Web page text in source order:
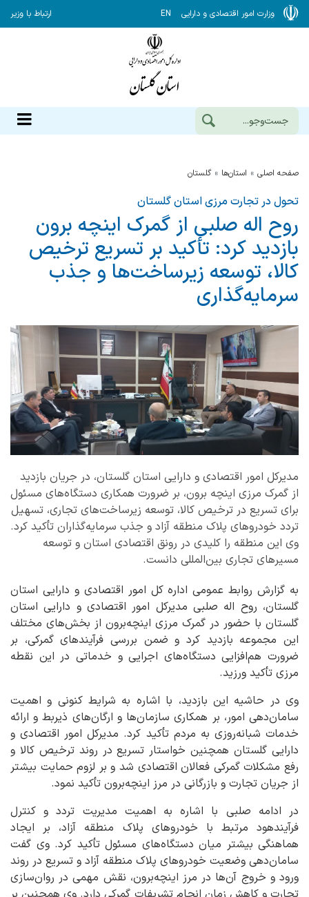
وزارت امور اقتصادی و دارایی EN ارتباط با وزیر
صفحه اصلی استان‌ها گلستان
تحول در تجارت مرزی استان گلستان
روح اله صلبی از گمرک اینچه ‌برون
بازدید کرد: تأکید بر تسریع ترخیص
کالا، توسعه زیرساخت‌ها و جذب
سرمایه‌گذاری
مدیرکل امور اقتصادی و دارایی استان گلستان، در جریان بازدید
از گمرک مرزی اینچه ‌برون، بر ضرورت همکاری دستگاه‌های مسئول
برای تسریع در ترخیص کالا، توسعه زیرساخت‌های تجاری، تسهیل
تردد خودروهای پلاک منطقه آزاد و جذب سرمایه‌گذاران تأکید کرد.
وی این منطقه را کلیدی در رونق اقتصادی استان و توسعه
مسیرهای تجاری بین‌المللی دانست.
به گزارش روابط عمومی اداره کل امور اقتصادی و دارایی استان
گلستان، روح اله صلبی مدیرکل امور اقتصادی و دارایی استان
گلستان با حضور در گمرک مرزی اینچه‌برون از بخش‌های مختلف
این مجموعه بازدید کرد و ضمن بررسی فرآیندهای گمرکی، بر
ضرورت هم‌افزایی دستگاه‌های اجرایی و خدماتی در این نقطه
مرزی تأکید ورزید.
وی در حاشیه این بازدید، با اشاره به شرایط کنونی و اهمیت
سامان‌دهی امور، بر همکاری سازمان‌ها و ارگان‌های ذیربط و ارائه
خدمات شبانه‌روزی به مردم تأکید کرد. مدیرکل امور اقتصادی و
دارایی گلستان همچنین خواستار تسریع در روند ترخیص کالا و
رفع مشکلات گمرکی فعالان اقتصادی شد و بر لزوم حمایت بیشتر
از جریان تجارت و بازرگانی در مرز اینچه‌برون تأکید نمود.
در ادامه صلبی با اشاره به اهمیت مدیریت تردد و کنترل
فرآیندهود مرتبط با خودروهای پلاک منطقه آزاد، بر ایجاد
هماهنگی بیشتر میان دستگاه‌های مسئول تأکید کرد. وی گفت
سامان‌دهی وضعیت خودروهای پلاک منطقه آزاد و تسریع در روند
ورود و خروج آن‌ها در مرز اینچه‌برون، نقش مهمی در روان‌سازی